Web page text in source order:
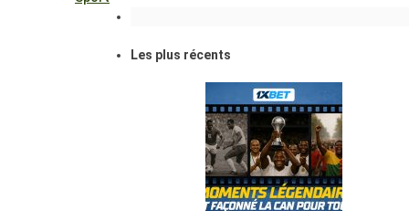
Les plus récents